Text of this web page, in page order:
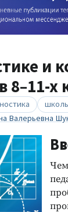
и
х
Валерьевна